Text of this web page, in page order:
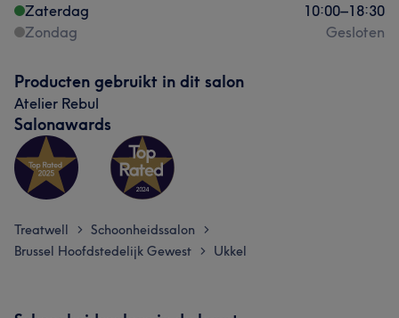
Zaterdag
10:00–18:30
Zondag
Gesloten
Producten gebruikt in dit salon
Atelier Rebul
Salonawards
Treatwell > Schoonheidssalon >
Brussel Hoofdstedelijk Gewest > Ukkel